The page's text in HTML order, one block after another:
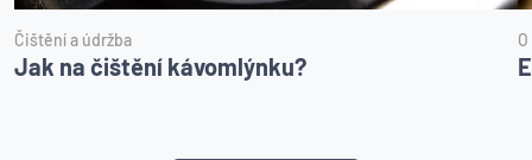
Čištění a údržba
Jak na čištění kávomlýnku?